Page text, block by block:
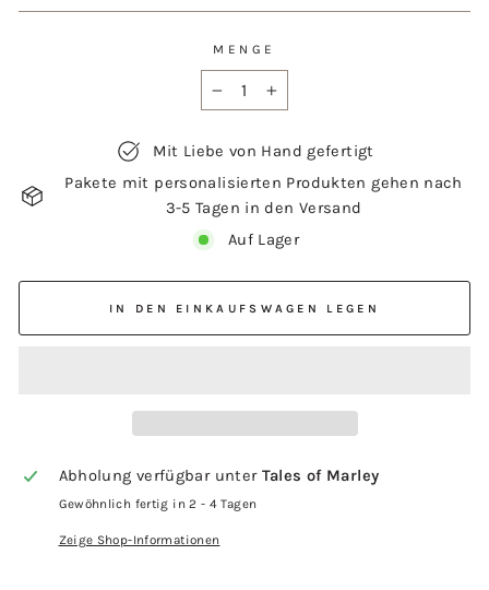
MENGE
Mit Liebe von Hand gefertigt
Pakete mit personalisierten Produkten gehen nach
3-5 Tagen in den Versand
Auf Lager
IN DEN EINKAUFSWAGEN LEGEN
Abholung verfügbar unter Tales of Marley
Gewöhnlich fertig in 2 - 4 Tagen
Zeige Shop-Informationen